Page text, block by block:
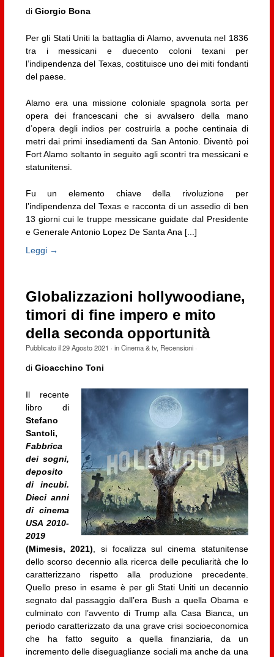
di Giorgio Bona
Per gli Stati Uniti la battaglia di Alamo, avvenuta nel 1836
tra i messicani e duecento coloni texani per
l’indipendenza del Texas, costituisce uno dei miti fondanti
del paese.
Alamo era una missione coloniale spagnola sorta per
opera dei francescani che si avvalsero della mano
d’opera degli indios per costruirla a poche centinaia di
metri dai primi insediamenti da San Antonio. Diventò poi
Fort Alamo soltanto in seguito agli scontri tra messicani e
statunitensi.
Fu un elemento chiave della rivoluzione per
l’indipendenza del Texas e racconta di un assedio di ben
13 giorni cui le truppe messicane guidate dal Presidente
e Generale Antonio Lopez De Santa Ana [...]
Leggi →
Globalizzazioni hollywoodiane,
timori di fine impero e mito
della seconda opportunità
Pubblicato il29 Agosto 2021 · inCinema & tv, Recensioni·
di Gioacchino Toni
Il recente
libro di
Stefano
Santoli,
Fabbrica
dei sogni,
deposito
di incubi.
Dieci anni
di cinema
USA 2010-
2019
(Mimesis, 2021) , si focalizza sul cinema statunitense
dello scorso decennio alla ricerca delle peculiarità che lo
caratterizzano rispetto alla produzione precedente.
Quello preso in esame è per gli Stati Uniti un decennio
segnato dal passaggio dall’era Bush a quella Obama e
culminato con l’avvento di Trump alla Casa Bianca, un
periodo caratterizzato da una grave crisi socioeconomica
che ha fatto seguito a quella finanziaria, da un
incremento delle diseguaglianze sociali ma anche da una